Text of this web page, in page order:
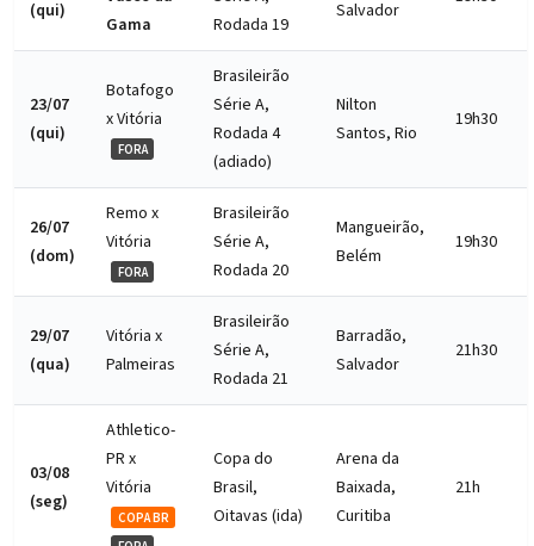
(qui)
Gama
Rodada 19
Salvador
23/07
(qui)
Botafogo
x Vitória
FORA
Brasileirão
Série A,
Rodada 4
(adiado)
Nilton
Santos, Rio
19h30
26/07
(dom)
Remo x
Vitória
FORA
Brasileirão
Série A,
Rodada 20
Mangueirão,
Belém
19h30
29/07
(qua)
Vitória x
Palmeiras
Brasileirão
Série A,
Rodada 21
Barradão,
Salvador
21h30
03/08
(seg)
Athletico-
PR x
Vitória
COPA BR
Copa do
Brasil,
Oitavas (ida)
Arena da
Baixada,
Curitiba
21h